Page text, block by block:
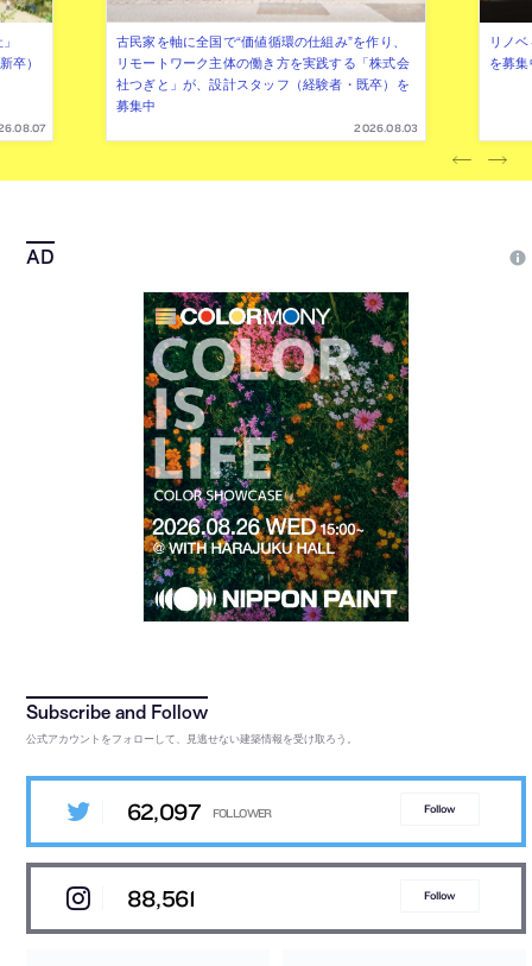
卒）
古民家を軸に全国で“価値循環の仕組み”を作り、
リモートワーク主体の働き方を実践する「株式会
社つぎと」が、設計スタッフ（経験者・既卒）を
募集中
2026.08.03
リノ
を募
公式アカウントをフォローして、見逃せない建築情報を受け取ろう。
62,097 Follow
88,561 Follow